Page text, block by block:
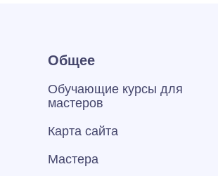
Общее
Обучающие курсы для
мастеров
Карта сайта
Мастера